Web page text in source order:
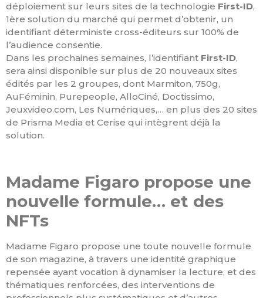
déploiement sur leurs sites de la technologie First-ID,
1ère solution du marché qui permet d’obtenir, un
identifiant déterministe cross-éditeurs sur 100% de
l’audience consentie.
Dans les prochaines semaines, l’identifiant First-ID,
sera ainsi disponible sur plus de 20 nouveaux sites
édités par les 2 groupes, dont Marmiton, 750g,
AuFéminin, Purepeople, AlloCiné, Doctissimo,
Jeuxvideo.com, Les Numériques,… en plus des 20 sites
de Prisma Media et Cerise qui intègrent déjà la
solution.
Madame Figaro propose une
nouvelle formule… et des
NFTs
Madame Figaro propose une toute nouvelle formule
de son magazine, à travers une identité graphique
repensée ayant vocation à dynamiser la lecture, et des
thématiques renforcées, des interventions de